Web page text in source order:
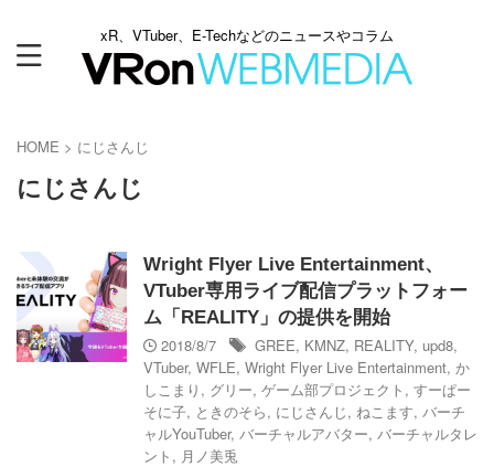
xR、VTuber、E-Techなどのニュースやコラム
HOME > にじさんじ
にじさんじ
Wright Flyer Live Entertainment、
VTuber専用ライブ配信プラットフォー
ム「REALITY」の提供を開始
2018/8/7
GREE, KMNZ, REALITY, upd8,
VTuber, WFLE, Wright Flyer Live Entertainment, か
しこまり , グリー, ゲーム部プロジェクト , すーぱー
そに子, ときのそら, にじさんじ, ねこます, バーチ
ャルYouTuber, バーチャルアバター, バーチャルタレ
ント , 月ノ美兎